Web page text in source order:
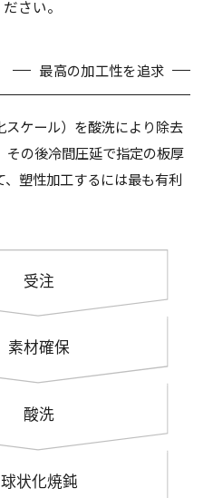
さい。
最高の加工性を追求
ケール）を酸洗により除去
その後冷間圧延で指定の板厚
塑性加工するには最も有利